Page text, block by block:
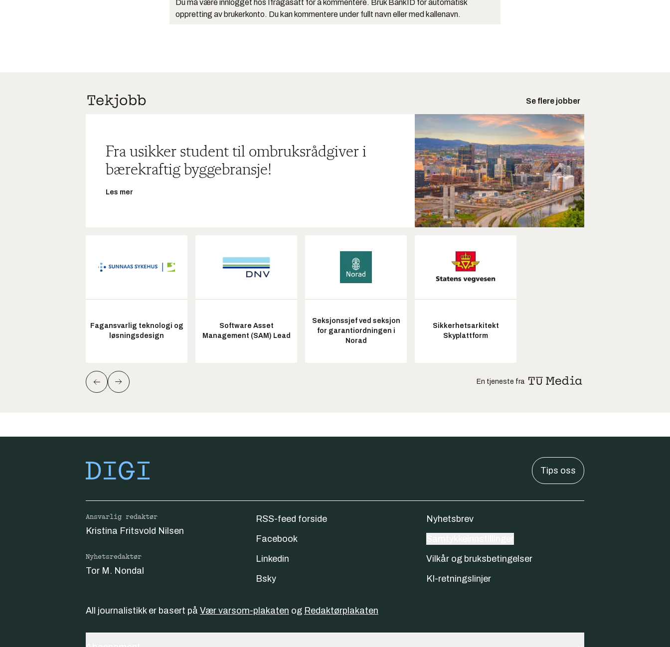
Du må være innlogget hos Ifrågasätt for å kommentere. Bruk BankID for automatisk
oppretting av brukerkonto. Du kan kommentere under fullt navn eller med kallenavn.
Se flere jobber
Fra usikker student til ombruksrådgiver i
bærekraftig byggebransje!
Les mer
Fagansvarlig teknologi og
løsningsdesign
Software Asset
Management (SAM) Lead
Seksjonssjef ved seksjon
for garantiordningen i
Norad
Sikkerhetsarkitekt
Skyplattform
En tjeneste fra
Tips oss
Ansvarlig redaktør
Kristina Fritsvold Nilsen
Nyhetsredaktør
Tor M. Nondal
RSS-feed forside
Facebook
Linkedin
Bsky
Nyhetsbrev
Vilkår og bruksbetingelser
KI-retningslinjer
All journalistikk er basert på Vær varsom-plakaten og Redaktørplakaten